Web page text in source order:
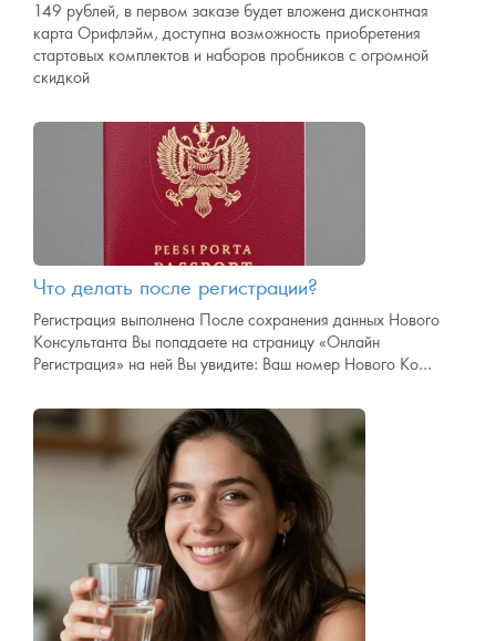
149 рублей, в первом заказе будет вложена дисконтная
карта Орифлэйм, доступна возможность приобретения
стартовых комплектов и наборов пробников с огромной
скидкой
Что делать после регистрации?
Регистрация выполнена После сохранения данных Нового
Консультанта Вы попадаете на страницу «Онлайн
Регистрация» на ней Вы увидите: Ваш номер Нового Ко...